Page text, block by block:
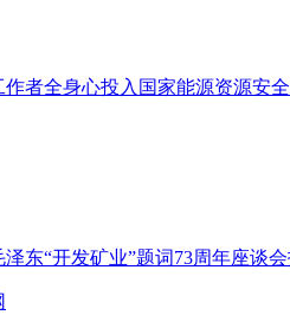
者全身心投入国家能源资源安
东“开发矿业”题词73周年座谈